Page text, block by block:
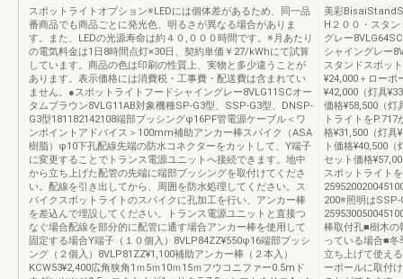
スポットライトオプション※LEDには個体差があるため、同一品
番商品でも商品ごとに発光色、明るさが異なる場合がありま
す。また、LEDの光源寿命は約４０,０００時間です。※月あたり
の電気料金は1日8時間点灯×30日、契約単価￥27/kWhにて試算
しています。商品の色は印刷の性質上、実物と多少違うことが
あります。表示価格には消費税・工事費・配送費は含まれてい
ません。●スポットライトフードシャイングレー8VLG11SCオー
タムブラウン8VLG11AB対象機種SP-G3型、SSP‐G3型、DNSP-
G3型181182142108端部ブッシングφ16PF管電源ケーブル＜ワ
ンポイントアドバイス＞100mm補助アンカー棒スパイク（ASA
樹脂）φ10下孔配線先端の防水コネクターをカットして、Y端子
に変更することでトランス電源ユニットへ接続できます。地中
から立ち上げた配管の先端に端部ブッシングを取付けてくださ
い。配線を引き出してから、周囲を防水処理してください。ス
パイクスポットライトのスパイクに孔加工を行い、アンカー棒
を差込んで埋設してください。トランス電源ユニットと直接つ
なぐ場合配線を部分的に配管に通す場合アンカー棒を使用して
固定する場合Y端子（１０個入）8VLP84ZZ¥550φ16端部ブッシ
ング（２個入）8VLP81ZZ¥1,100補助アンカー棒（２本入）
KCW53¥2,400広角狭角1ｍ5ｍ10ｍ15ｍフウコニファー0.5mド
美彩
H２００・スタ
グレー
シャイングレー
スタンドスポッ
¥24,000＋ローポ
¥42,000（灯具
価格¥58,500（灯
トライトを
格¥31,500（灯具
ト価格¥40,500
セット価格
スポットライト
200※照明は
棒取付孔■樹木の
っている場合■冬
立ち上げて使え
ーポールに取付